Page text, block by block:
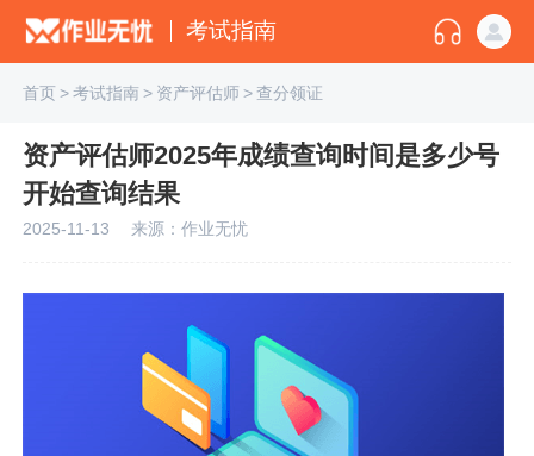
考试指南
首页>考试指南> 资产评估师>查分领证
资产评估师2025年成绩查询时间是多少号
开始查询结果
2025-11-13 来源：作业无忧